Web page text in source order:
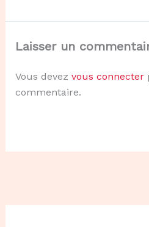
Laisser un
Vous devez vous connecter
commentaire.